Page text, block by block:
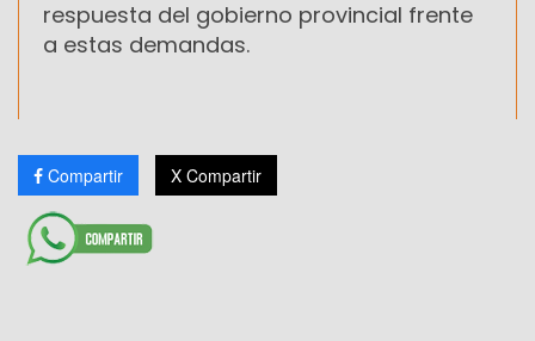
respuesta del gobierno provincial frente
a estas demandas.
Compartir X Compartir